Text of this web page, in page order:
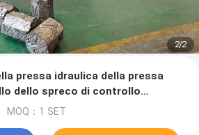
2/2
pressa idraulica della pressa
dello spreco di controllo
MOQ：1 SET